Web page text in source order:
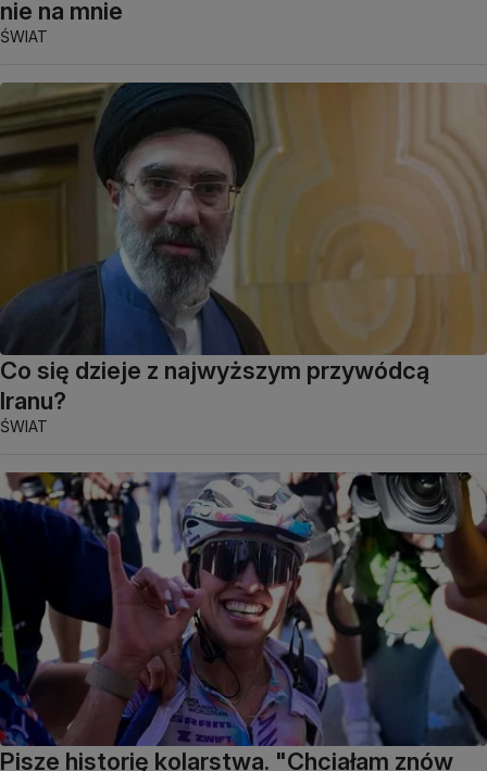
nie na mnie
ŚWIAT
Co się dzieje z najwyższym przywódcą
Iranu?
ŚWIAT
Pisze historię kolarstwa. "Chciałam znów